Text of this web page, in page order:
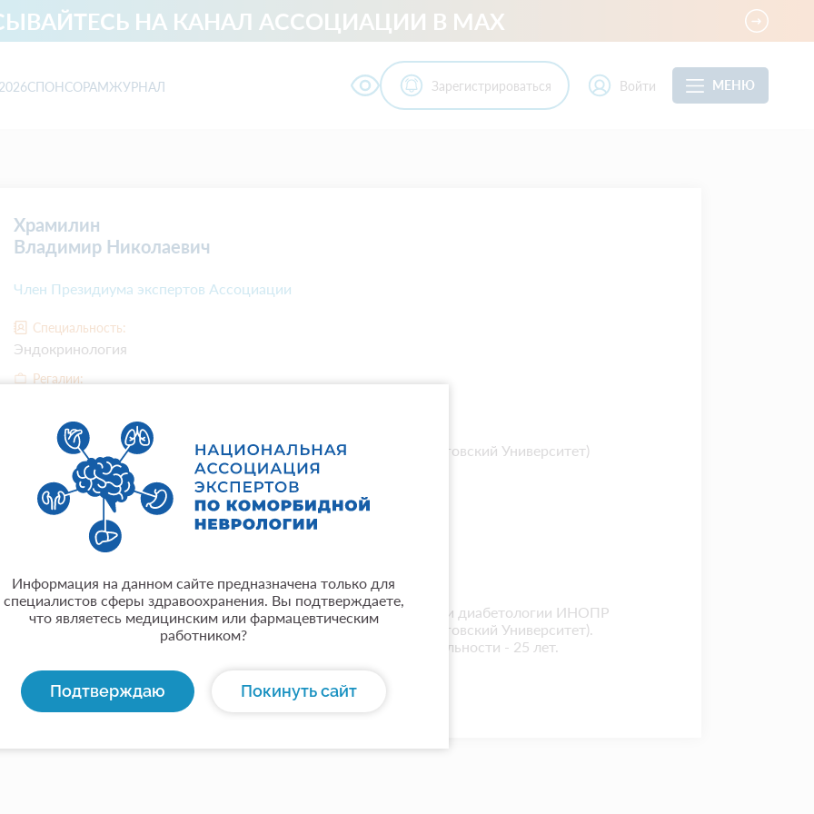
НА КАНАЛ АССОЦИАЦИИ В MAX
СПОНСОРАМЖУРНАЛ Зарегистрироваться Войти МЕНЮ
Храмилин
Владимир Николаевич
Член Президиума экспертов Ассоциации
Специальность:
Эндокринология
Регалии:
Место работы:
ФГАОУ ВО РНИМУ им. Н.И. Пирогова Минздрава России (Пироговский Университет)
Город:
Москва
Стаж работы по специальности - 25 лет
Общая информация:
Кандидат медицинских наук, доцент кафедры эндокринологии и диабетологии ИНОПР
ФГАОУ ВО РНИМУ им. Н.И. Пирогова Минздрава России (Пироговский Университет).
Индекс Хирша - 10, SCOPUS индекс - 3. Стаж работы по специальности - 25 лет.
Информация на данном сайте предназначена только для
специалистов сферы здравоохранения. Вы подтверждаете,
что являетесь медицинским или фармацевтическим
работником?
Подтверждаю Покинуть сайт